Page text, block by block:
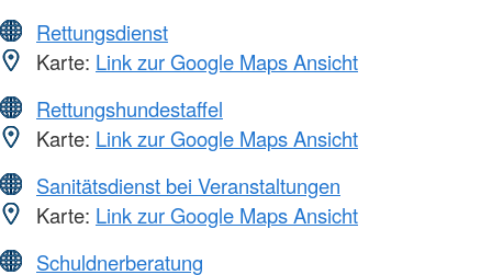
Rettungsdienst
Karte: Link zur Google Maps Ansicht
Rettungshundestaffel
Karte: Link zur Google Maps Ansicht
Sanitätsdienst bei Veranstaltungen
Karte: Link zur Google Maps Ansicht
Schuldnerberatung